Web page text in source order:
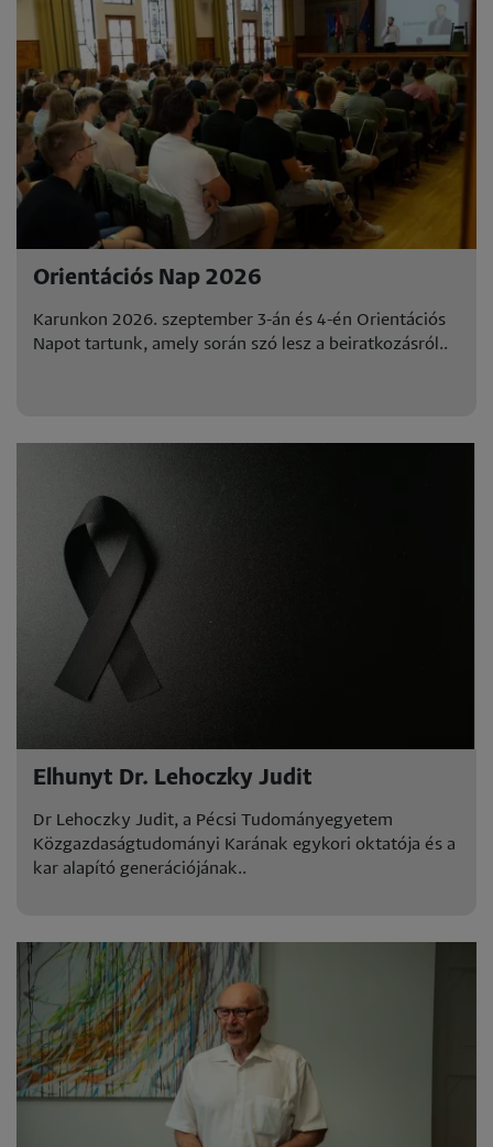
Orientációs Nap 2026
Karunkon 2026. szeptember 3-án és 4-én Orientációs
Napot tartunk, amely során szó lesz a beiratkozásról..
Elhunyt Dr. Lehoczky Judit
Dr Lehoczky Judit, a Pécsi Tudományegyetem
Közgazdaságtudományi Karának egykori oktatója és a
kar alapító generációjának..